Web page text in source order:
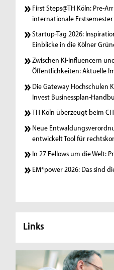
First Steps@TH Köln: Pre-
internationale Erstsemester
Startup-Tag 2026:
Einblicke in die Kölner
Zwischen KI-Influencern
Öffentlichkeiten: Aktuelle
Die Gateway Hochschulen
Invest Businessplan-
TH Köln überzeugt beim
Neue
entwickelt Tool für
In 27 Fellows um die Welt:
EM*power 2026: Das sind
Links